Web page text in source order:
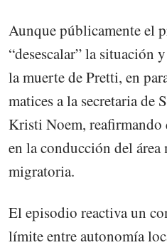
Aunque públicamente el
“desescalar” la situación
la muerte de Pretti, en
matices a la secretaria de
Kristi Noem, reafirmando
en la conducción del área
migratoria.
El episodio reactiva un
límite entre autonomía